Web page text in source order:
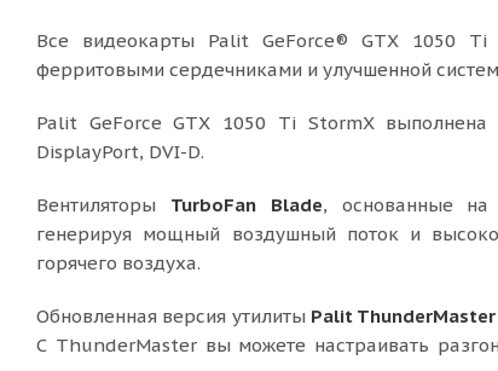
Все видеокарты Palit GeForce® GTX 1050 Ti
ферритовыми сердечниками и улучшенной
Palit GeForce GTX 1050 Ti StormX
DisplayPort, DVI-D.
Вентиляторы TurboFan Blade, основанные на
генерируя мощный воздушный поток и
горячего воздуха.
Обновленная версия утилиты Palit ThunderMaster
С ThunderMaster вы можете настраивать